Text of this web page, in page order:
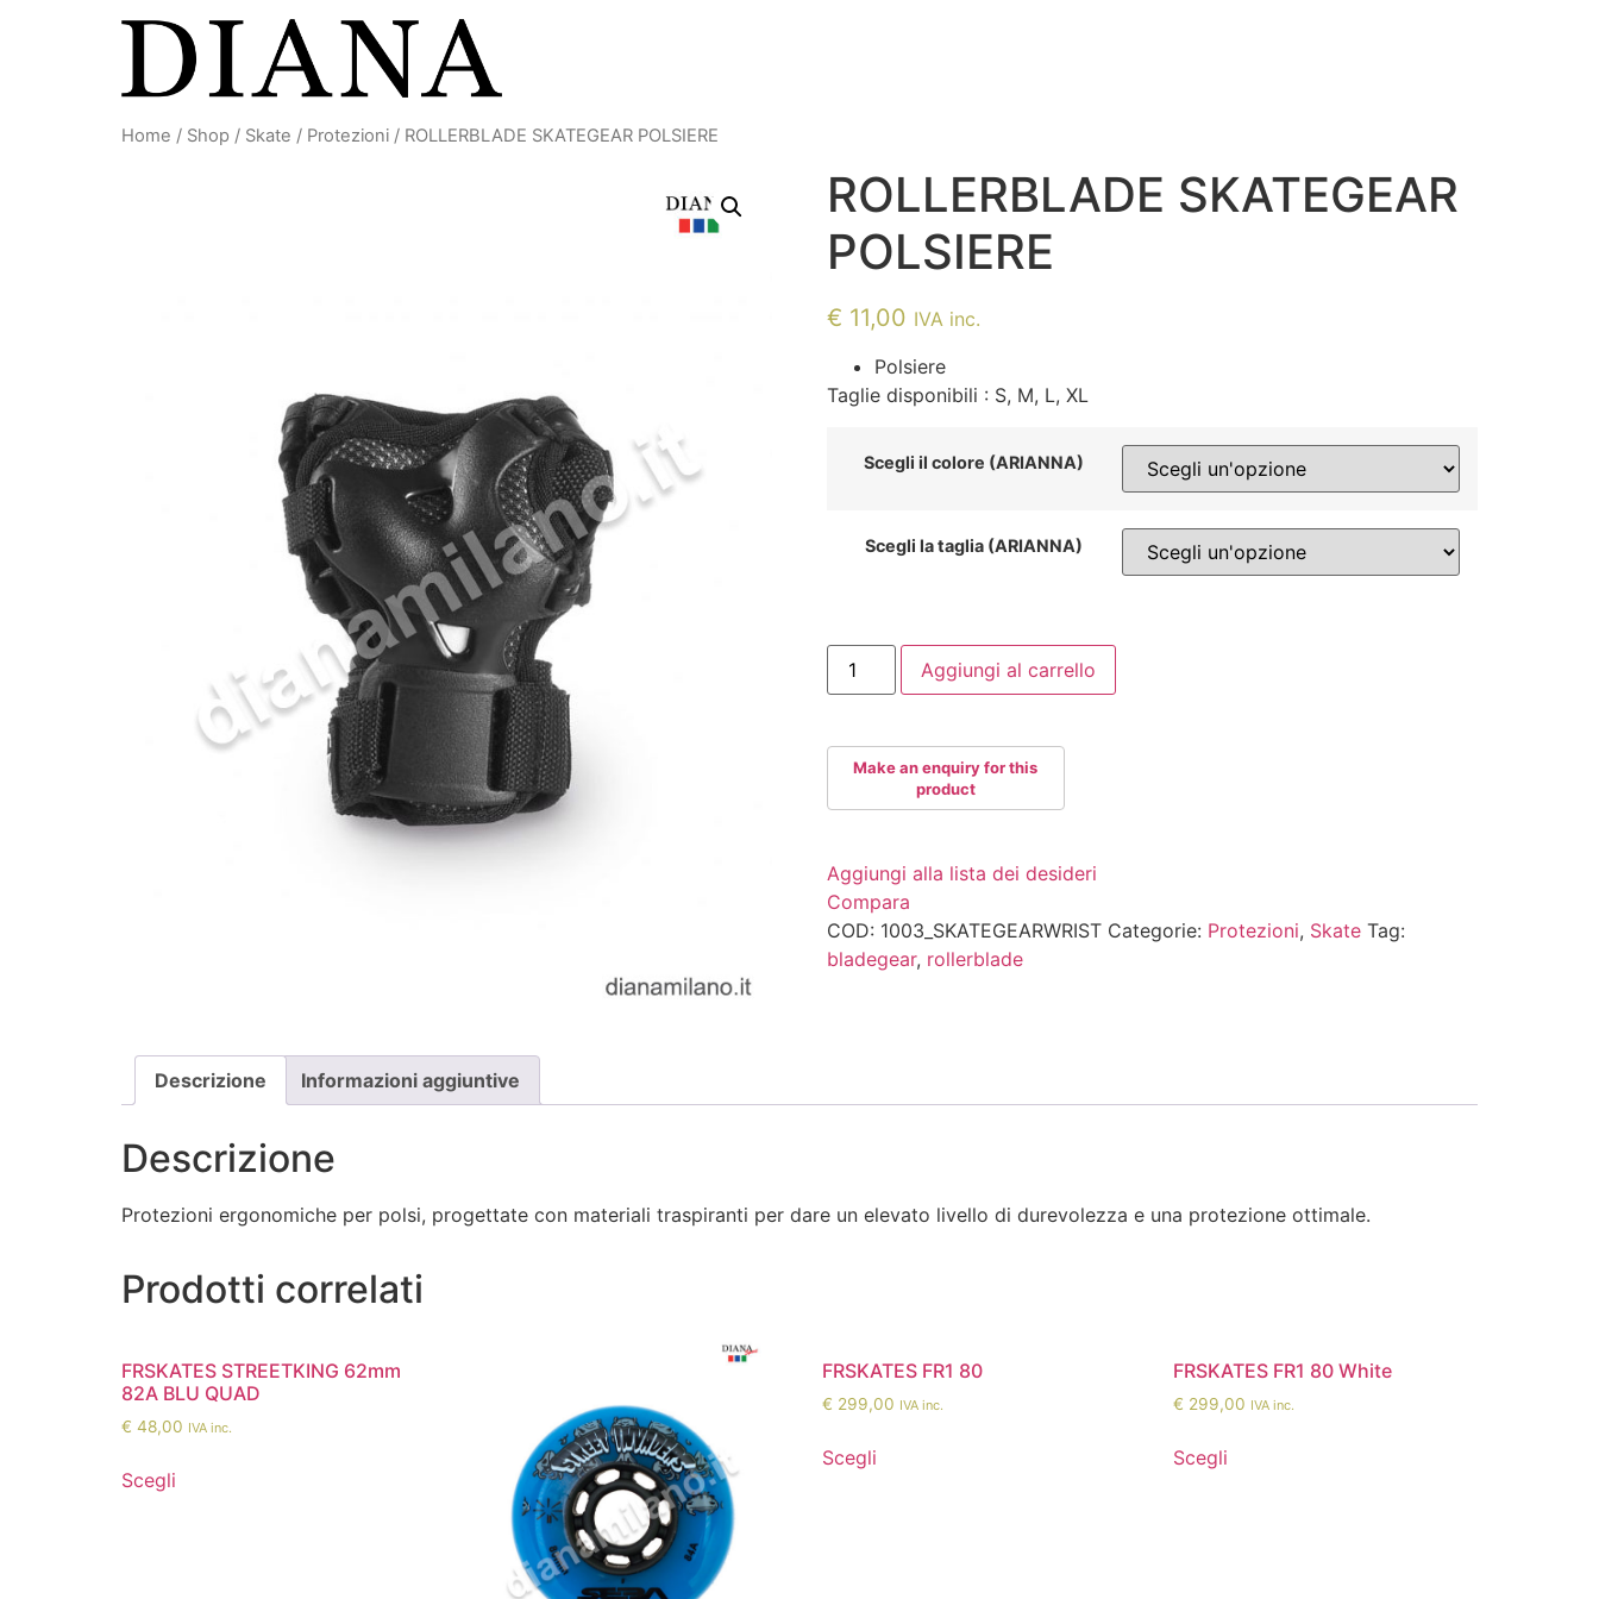
Home / Shop / Skate / Protezioni / ROLLERBLADE SKATEGEAR POLSIERE
ROLLERBLADE SKATEGEAR
POLSIERE
€ 11,00 IVA inc.
Polsiere
Taglie disponibili : S, M, L, XL
Scegli il colore (ARIANNA)
Scegli la taglia (ARIANNA)
ROLLERBLADE
SKATEGEAR
POLSIERE
Aggiungi al carrello
Aggiungi alla lista dei desideri
Compara
COD: 1003_SKATEGEARWRIST Categorie: Protezioni, Skate Tag:
bladegear, rollerblade
Descrizione Informazioni aggiuntive
Descrizione
Protezioni ergonomiche per polsi, progettate con materiali traspiranti per dare un elevato livello di durevolezza e una protezione ottimale.
Prodotti correlati
FRSKATES STREETKING 62mm
82A BLU QUAD
€ 48,00 IVA inc.
Scegli
FRSKATES FR1 80
€ 299,00 IVA inc.
Scegli
FRSKATES FR1 80 White
€ 299,00 IVA inc.
Scegli